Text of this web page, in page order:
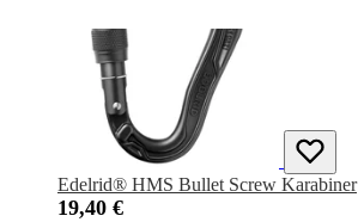
Edelrid® HMS Bullet Screw Karabiner
19,40 €